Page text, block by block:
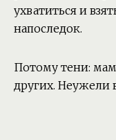
ухватиться и
напоследок.
Потому тени:
других. Неужели